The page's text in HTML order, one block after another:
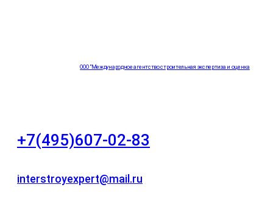
ООО "Международное агентство строительная экспертиза и оценка
+7(495)607-02-83
interstroyexpert@mail.ru